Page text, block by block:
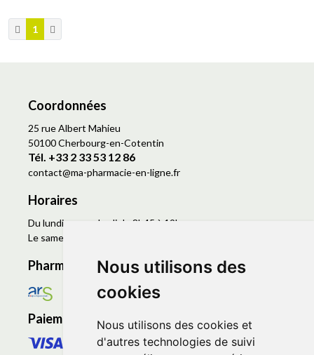
Nous utilisons des
cookies
Nous utilisons des cookies et
d'autres technologies de suivi
1
Coordonnées
25 rue Albert Mahieu
50100 Cherbourg-en-Cotentin
Tél. +33 2 33 53 12 86
contact@ma-pharmacie-en-ligne.fr
Horaires
Du lundi au vendredi de 8h45 à 19h
Le samedi de 9h à 19h
Pharmacie en ligne agréée
Paiement sécurisé